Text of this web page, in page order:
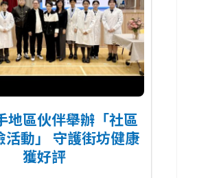
地區伙伴舉辦「社區
活動」 守護街坊健康
獲好評